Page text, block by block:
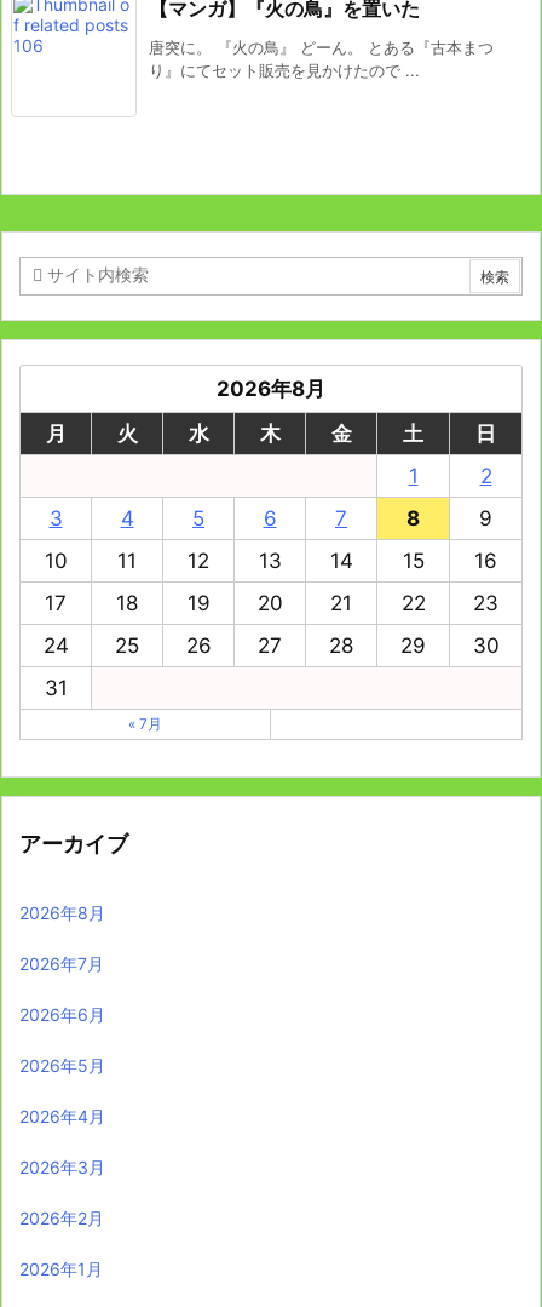
【マンガ】『火の鳥』を置いた
唐突に。 『火の鳥』 どーん。 とある『古本まつ
り』にてセット販売を見かけたので ...
2026年8月
月
火 水 木 金 土
日
1
2
3
4 5 6 7 8
9
10
11 12 13 14 15
16
17
18 19 20 21 22
23
24
25 26 27 28 29
30
31
« 7月
アーカイブ
2026年8月
2026年7月
2026年6月
2026年5月
2026年4月
2026年3月
2026年2月
2026年1月